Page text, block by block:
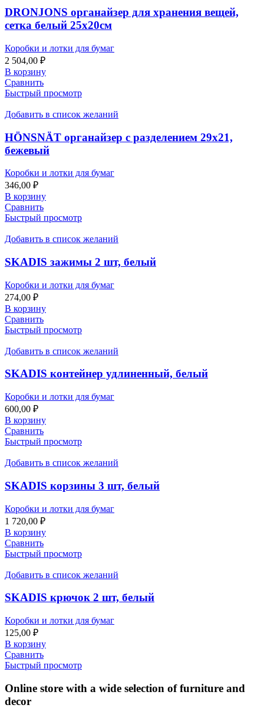
DRONJONS органайзер для хранения вещей,
сетка белый 25х20см
Коробки и лотки для бумаг
2 504,00 ₽
В корзину
Сравнить
Быстрый просмотр
Добавить в список желаний
HÖNSNÄT органайзер с разделением 29х21,
бежевый
Коробки и лотки для бумаг
346,00 ₽
В корзину
Сравнить
Быстрый просмотр
Добавить в список желаний
SKADIS зажимы 2 шт, белый
Коробки и лотки для бумаг
274,00 ₽
В корзину
Сравнить
Быстрый просмотр
Добавить в список желаний
SKADIS контейнер удлиненный, белый
Коробки и лотки для бумаг
600,00 ₽
В корзину
Сравнить
Быстрый просмотр
Добавить в список желаний
SKADIS корзины 3 шт, белый
Коробки и лотки для бумаг
1 720,00 ₽
В корзину
Сравнить
Быстрый просмотр
Добавить в список желаний
SKADIS крючок 2 шт, белый
Коробки и лотки для бумаг
125,00 ₽
В корзину
Сравнить
Быстрый просмотр
Online store with a wide selection of furniture and
decor